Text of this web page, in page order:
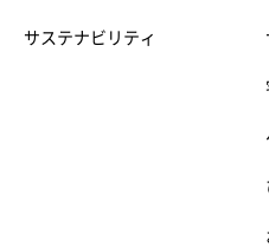
サステナビリティ